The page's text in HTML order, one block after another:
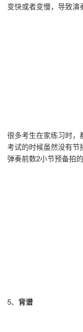
变快或者变慢，导致演
很多考生在家练习时，
考试的时候虽然没有节
弹奏前数2小节预备拍
5、 背谱